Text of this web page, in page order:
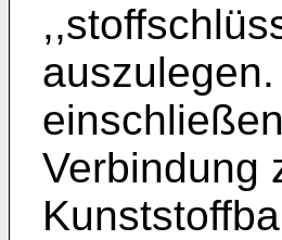
Verbindung